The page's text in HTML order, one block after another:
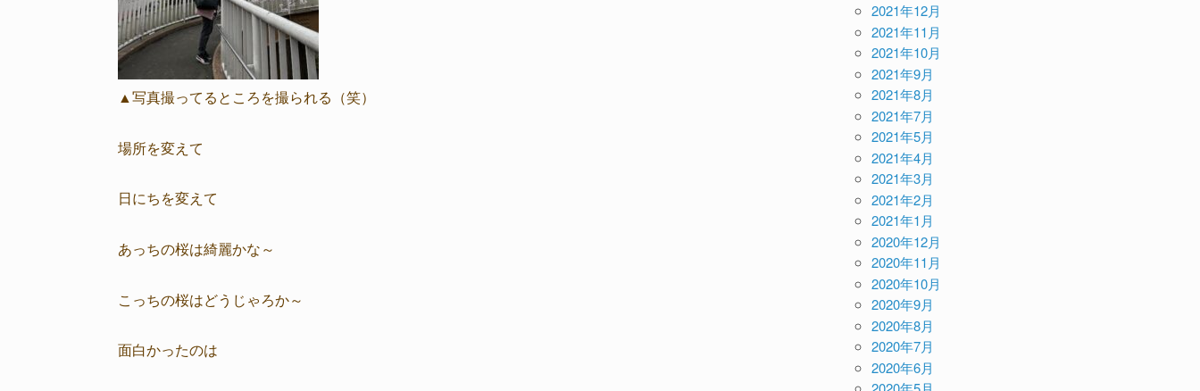
▲写真撮ってるところを撮られる（笑）
場所を変えて
日にちを変えて
あっちの桜は綺麗かな～
こっちの桜はどうじゃろか～
面白かったのは
2021年12月
2021年11月
2021年10月
2021年9月
2021年8月
2021年7月
2021年5月
2021年4月
2021年3月
2021年2月
2021年1月
2020年12月
2020年11月
2020年10月
2020年9月
2020年8月
2020年7月
2020年6月